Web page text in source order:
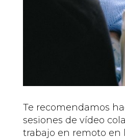
Te recomendamos
sesiones de vídeo
trabajo en remoto en